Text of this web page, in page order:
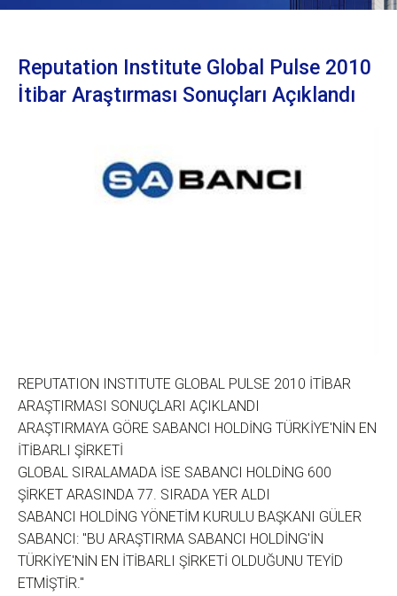
Reputation Institute Global Pulse 2010
İtibar Araştırması Sonuçları Açıklandı
REPUTATION INSTITUTE GLOBAL PULSE 2010 İTİBAR
ARAŞTIRMASI SONUÇLARI AÇIKLANDI
ARAŞTIRMAYA GÖRE SABANCI HOLDİNG TÜRKİYE'NİN EN
İTİBARLI ŞİRKETİ
GLOBAL SIRALAMADA İSE SABANCI HOLDİNG 600
ŞİRKET ARASINDA 77. SIRADA YER ALDI
SABANCI HOLDİNG YÖNETİM KURULU BAŞKANI GÜLER
SABANCI: "BU ARAŞTIRMA SABANCI HOLDİNG'İN
TÜRKİYE'NİN EN İTİBARLI ŞİRKETİ OLDUĞUNU TEYİD
ETMİŞTİR."